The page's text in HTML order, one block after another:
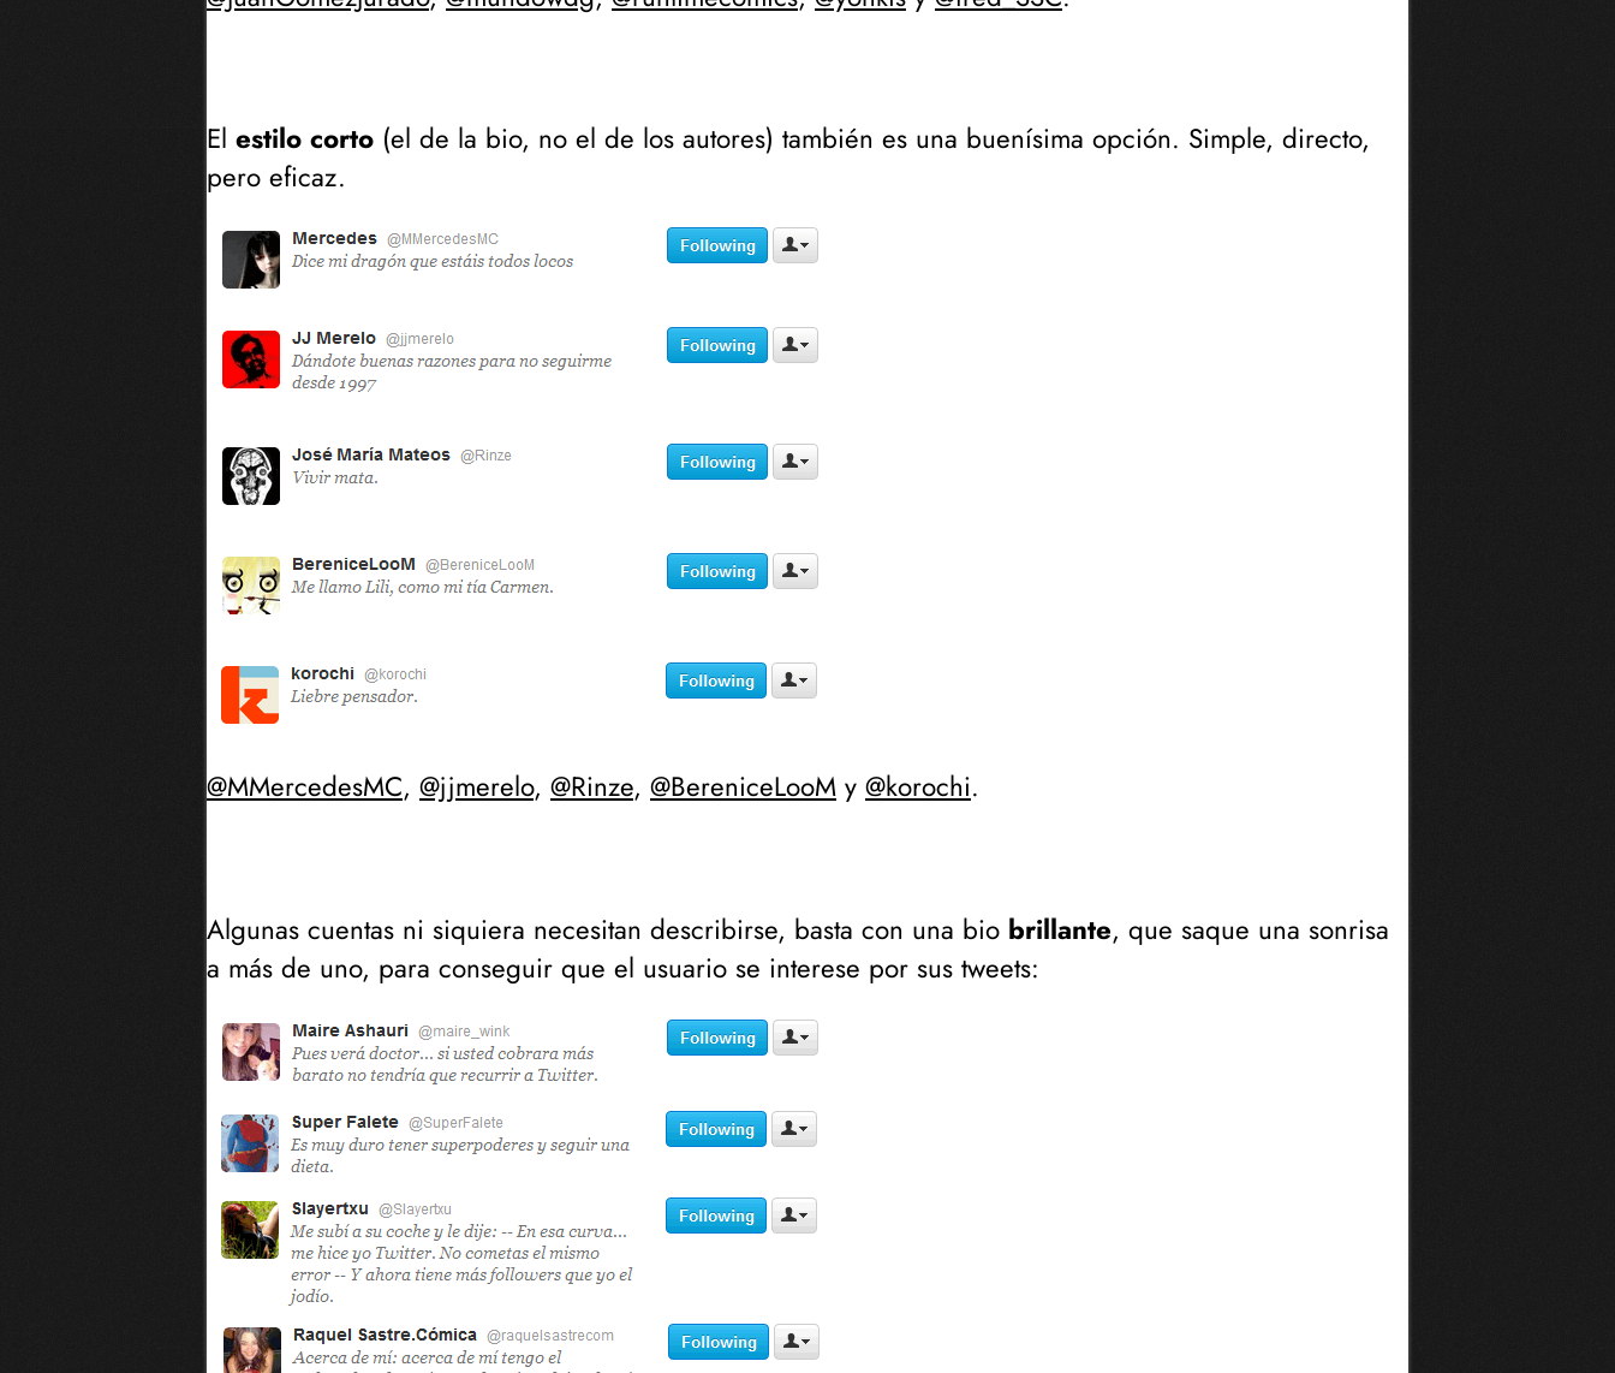
El estilo corto (el de la bio, no el de los autores) también es una buenísima opción. Simple, directo,
pero eficaz.
@MMercedesMC, @jjmerelo, @Rinze, @BereniceLooM y @korochi.
Algunas cuentas ni siquiera necesitan describirse, basta con una bio brillante, que saque una sonrisa
a más de uno, para conseguir que el usuario se interese por sus tweets: